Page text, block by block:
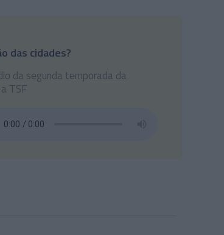
das cidades?
da segunda temporada da
TSF